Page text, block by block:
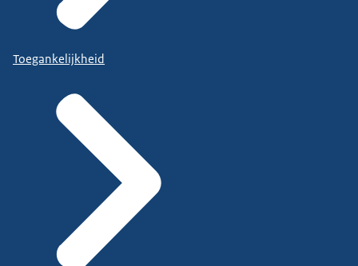
Toegankelijkheid